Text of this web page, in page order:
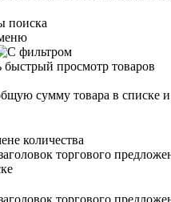
поиска
быстрый просмотр товаров
сумму товара в списке и
количества
торгового
торгового